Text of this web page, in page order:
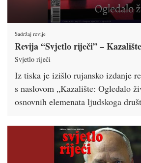
Sadržaj revije
Revija “Svjetlo riječi” –
Svjetlo riječi
Iz tiska je izišlo rujansko izdanje
s naslovom „Kazalište: Ogledalo
osnovnih elemenata ljudskoga